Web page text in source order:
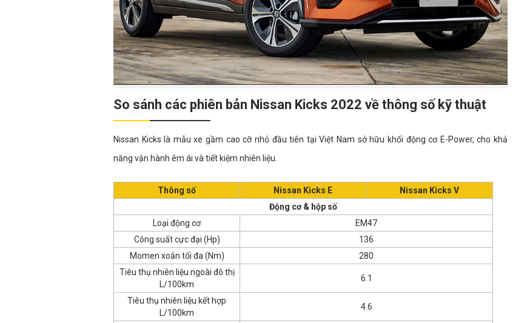
So sánh các phiên bản Nissan Kicks 2022 về thông số kỹ thuật
Nissan Kicks là mẫu xe gầm cao cỡ nhỏ đầu tiên tại Việt Nam sở hữu khối động cơ E-Power, cho khả
năng vận hành êm ái và tiết kiệm nhiên liệu.
Thông số Nissan Kicks E
Nissan Kicks V
Động cơ & hộp số
Loại động cơ
EM47
Công suất cực đại (Hp)
136
Momen xoắn tối đa (Nm)
280
Tiêu thụ nhiên liệu ngoài đô thị
L/100km
6.1
Tiêu thụ nhiên liệu kết hợp
L/100km
4.6